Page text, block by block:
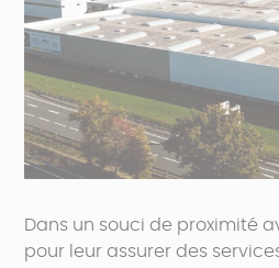
Dans un souci de proximité
pour leur assurer des